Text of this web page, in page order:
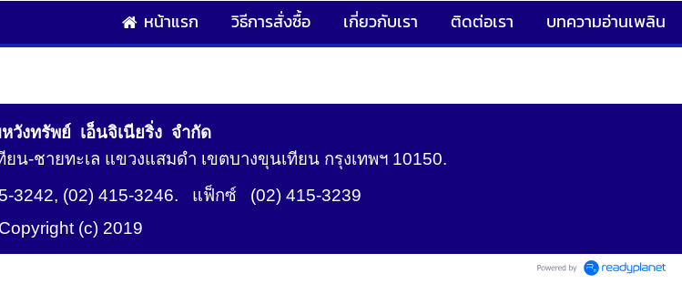
หน้าแรก วิธีการสั่งซื้อ เกี่ยวกับเรา ติดต่อเรา บทความอ่านเพลิน
วังทรัพย์ เอ็นจิเนียริ่ง จำกัด
น-ชายทะเล แขวงแสมดำ เขตบางขุนเทียน กรุงเทพฯ 10150.
3242, (02) 415-3246. แฟ็กซ์ (02) 415-3239
Copyright (c) 2019